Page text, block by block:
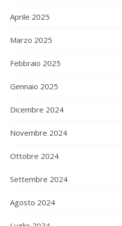
Aprile 2025
Marzo 2025
Febbraio 2025
Gennaio 2025
Dicembre 2024
Novembre 2024
Ottobre 2024
Settembre 2024
Agosto 2024